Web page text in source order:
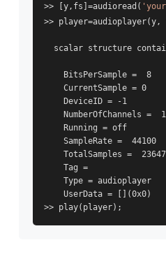
>> [y,fs]=audioread(
>> player=audioplayer(y,
scalar structure
BitsPerSample =  8
CurrentSample = 0
DeviceID = -1
NumberOfChannels =  1
Running = off
SampleRate =  44100
TotalSamples =
Tag =
Type = audioplayer
UserData = [](0x0)